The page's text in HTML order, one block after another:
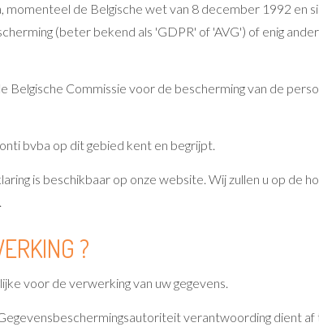
de Belgische wet van 8 december 1992 en
(beter bekend als 'GDPR' of 'AVG') of enig
Commissie voor de bescherming van de
bvba op dit gebied kent en begrijpt.
is beschikbaar op onze website. Wij zullen u op de
?
voor de verwerking van uw gegevens.
verantwoording dient af